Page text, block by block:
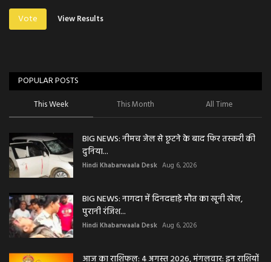
Vote View Results
POPULAR POSTS
This Week This Month All Time
BIG NEWS: नीमच जेल से छूटने के बाद फिर तस्करी की
दुनिया...
Hindi Khabarwaala Desk Aug 6, 2026
BIG NEWS: नागदा में दिनदहाड़े मौत का खूनी खेल,
पुरानी रंजिश...
Hindi Khabarwaala Desk Aug 6, 2026